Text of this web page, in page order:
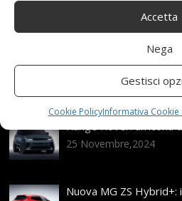
Accetta
Nega
Gestisci
Cookie PolicyInformativa Cookie
Articoli recenti
Assicurazione auto e
21 Aprile,2026
Range Rover: un’icona
25 Novembre,2024
Nuova MG ZS Hybrid+: